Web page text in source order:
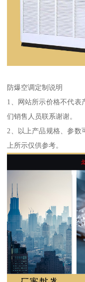
防爆空调定制说明
1、网站所示价格不代表
们销售人员联系谢谢。
2、以上产品规格、参数
上所示仅供参考。